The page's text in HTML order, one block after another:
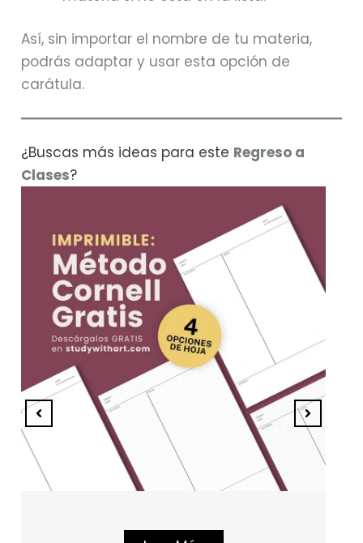
Así, sin importar el nombre de tu materia,
podrás adaptar y usar esta opción de
carátula.
¿Buscas más ideas para este Regreso a
Clases?